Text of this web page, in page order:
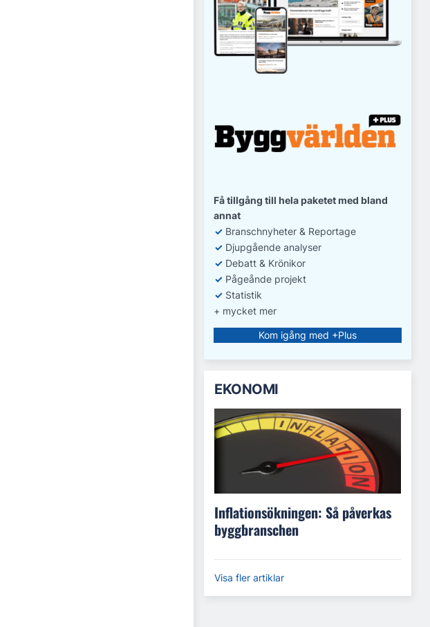
Få tillgång till hela paketet med bland
annat
✓ Branschnyheter & Reportage
✓ Djupgående analyser
✓ Debatt & Krönikor
✓ Pågeånde projekt
✓ Statistik
+ mycket mer
Kom igång med +Plus
EKONOMI
Inflationsökningen: Så påverkas
byggbranschen
Visa fler artiklar